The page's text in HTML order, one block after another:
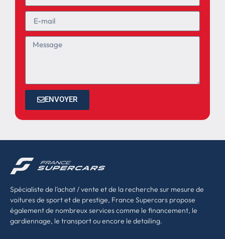
ENVOYER
Spécialiste de l’achat / vente et de la recherche sur mesure de
voitures de sport et de prestige, France Supercars propose
également de nombreux services comme le financement, le
gardiennage, le transport ou encore le detailing.